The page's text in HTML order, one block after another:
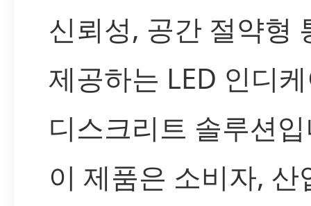
신뢰성, 공간 절약형
제공하는 LED 인디
디스크리트 솔루션
이 제품은 소비자, 산